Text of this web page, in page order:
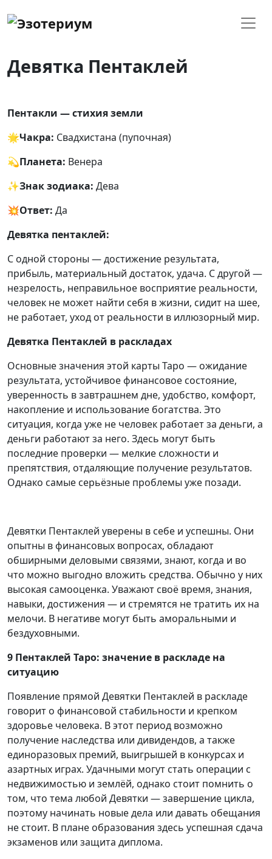
Девятка Пентаклей
Пентакли — стихия земли
🌟Чакра: Свадхистана (пупочная)
💫Планета: Венера
✨Знак зодиака: Дева
💥Ответ: Да
Девятка пентаклей:
С одной стороны — достижение результата,
прибыль, материальный достаток, удача. С другой —
незрелость, неправильное восприятие реальности,
человек не может найти себя в жизни, сидит на шее,
не работает, уход от реальности в иллюзорный мир.
Девятка Пентаклей в раскладах
Основные значения этой карты Таро — ожидание
результата, устойчивое финансовое состояние,
уверенность в завтрашнем дне, удобство, комфорт,
накопление и использование богатства. Это
ситуация, когда уже не человек работает за деньги, а
деньги работают за него. Здесь могут быть
последние проверки — мелкие сложности и
препятствия, отдаляющие получение результатов.
Однако самые серьёзные проблемы уже позади.
Девятки Пентаклей уверены в себе и успешны. Они
опытны в финансовых вопросах, обладают
обширными деловыми связями, знают, когда и во
что можно выгодно вложить средства. Обычно у них
высокая самооценка. Уважают своё время, знания,
навыки, достижения — и стремятся не тратить их на
мелочи. В негативе могут быть аморальными и
бездуховными.
9 Пентаклей Таро: значение в раскладе на
ситуацию
Появление прямой Девятки Пентаклей в раскладе
говорит о финансовой стабильности и крепком
здоровье человека. В этот период возможно
получение наследства или дивидендов, а также
единоразовых премий, выигрышей в конкурсах и
азартных играх. Удачными могут стать операции с
недвижимостью и землёй, однако стоит помнить о
том, что тема любой Девятки — завершение цикла,
поэтому начинать новые дела или давать обещания
не стоит. В плане образования здесь успешная сдача
экзаменов или защита диплома.